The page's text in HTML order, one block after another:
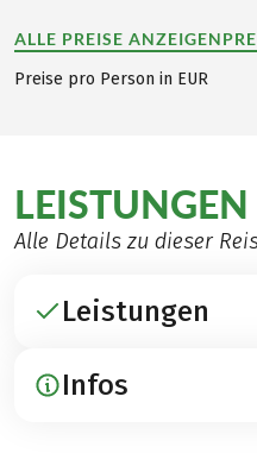
ALLE PREISE ANZEIGEN
Preise pro Person in EUR
Alle Details zu dieser
Leistungen
ENTHALTEN
Infos